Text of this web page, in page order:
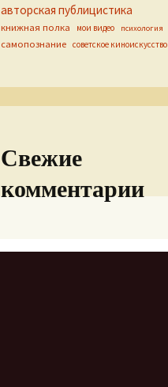
авторская публицистика
книжная полка мои видео психология
самопознание советское киноискусство
Свежие
комментарии